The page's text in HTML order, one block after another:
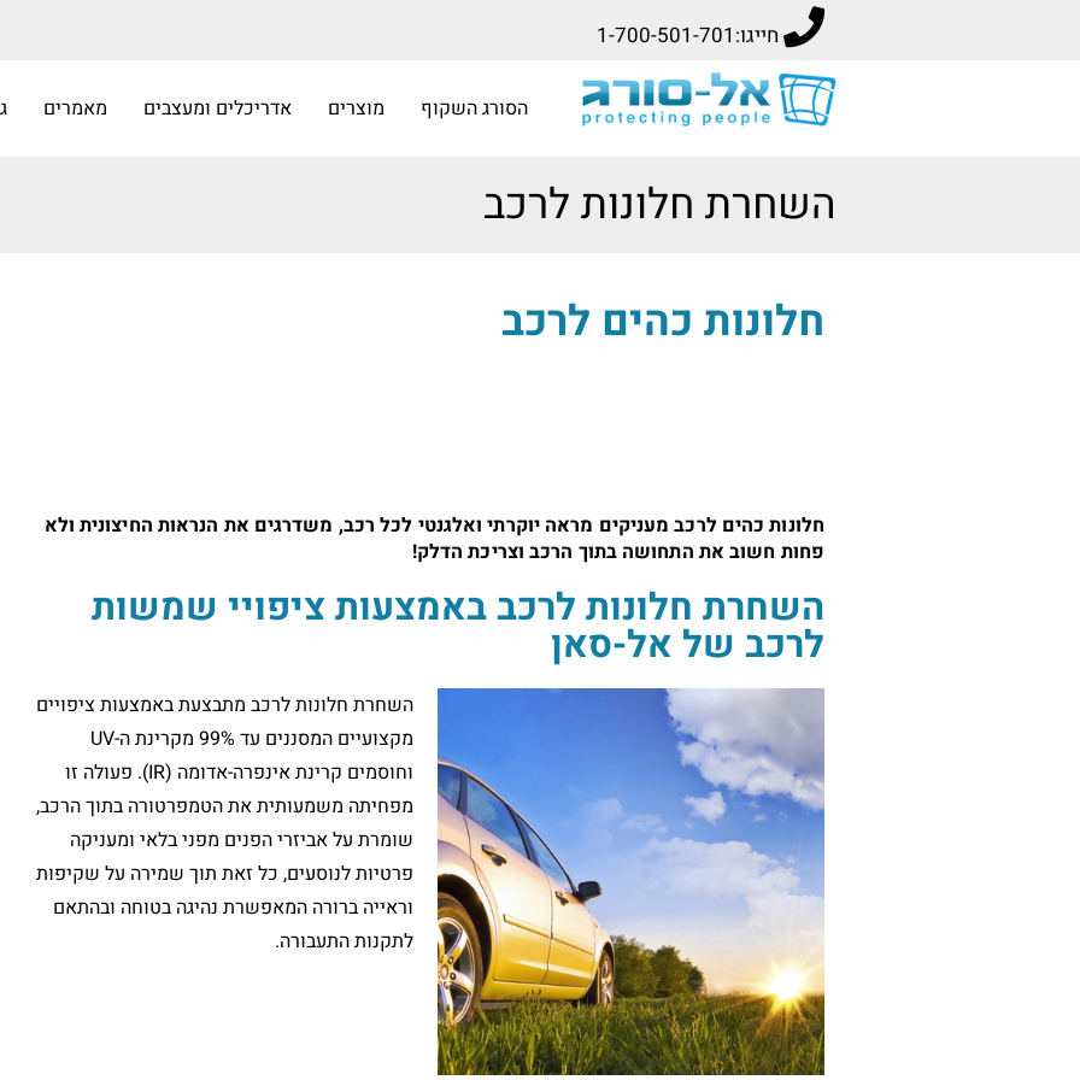
חייגו: 1-700-501-701
הסורג השקוף מוצרים אדריכלים ומעצבים מאמרים
השחרת חלונות לרכב
חלונות כהים לרכב
חלונות כהים לרכב מעניקים מראה יוקרתי ואלגנטי לכל רכב, משדרגים את הנראות החיצונית ולא
פחות חשוב את התחושה בתוך הרכב וצריכת הדלק!
השחרת חלונות לרכב באמצעות ציפויי שמשות
לרכב של אל-סאן
השחרת חלונות לרכב מתבצעת באמצעות ציפויים
מקצועיים המסננים עד 99% מקרינת ה-UV
וחוסמים קרינת אינפרה-אדומה (IR). פעולה זו
מפחיתה משמעותית את הטמפרטורה בתוך הרכב,
שומרת על אביזרי הפנים מפני בלאי ומעניקה
פרטיות לנוסעים, כל זאת תוך שמירה על שקיפות
וראייה ברורה המאפשרת נהיגה בטוחה ובהתאם
לתקנות התעבורה.